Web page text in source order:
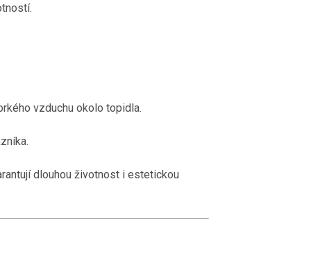
vzduchu okolo topidla.
dlouhou životnost i estetickou